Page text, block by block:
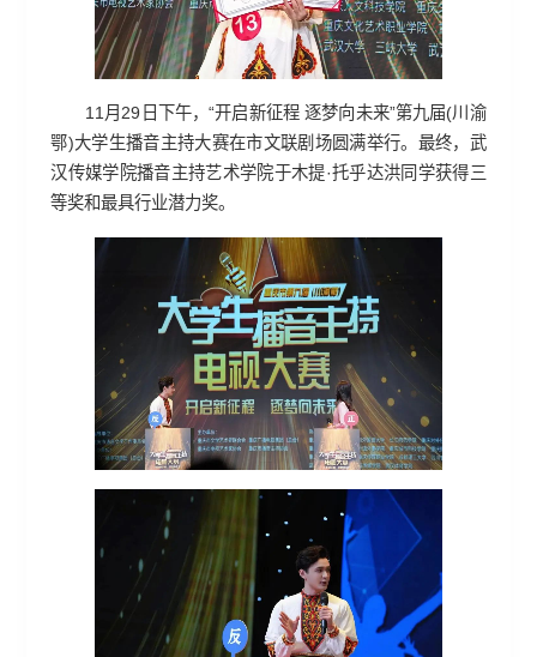
11月29日下午，“开启新征程 逐梦向未来”第九届(川渝
鄂)大学生播音主持大赛在市文联剧场圆满举行。最终，武
汉传媒学院播音主持艺术学院于木提·托乎达洪同学获得三
等奖和最具行业潜力奖。